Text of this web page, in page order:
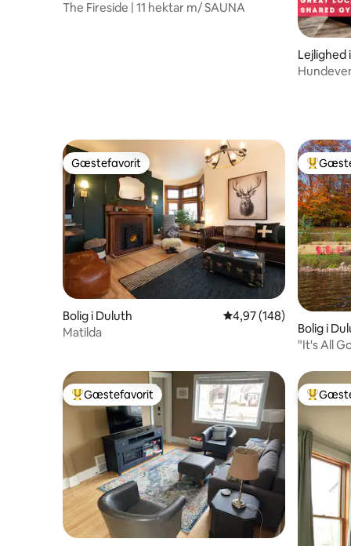
The Fireside | 11 hektar m/ SAUNA
Lejlighed
Gæstefavorit
Gæstefavorit
Bolig i Duluth 4,97 ud af 5 i
4,97 (148)
Matilda
Bedste
Bolig i
"It's All
Bedste gæstefavorit
Gæstefavorit Bedste